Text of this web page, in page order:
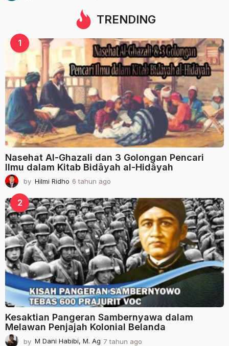
b
u
a
n
g
TRENDING
1
Nasehat Al-Ghazali dan 3 Golongan Pencari
Ilmu dalam Kitab Bidâyah al-Hidâyah
by Hilmi Ridho 6 tahun ago
a
h
u
n
a
g
o
2
Kesaktian Pangeran Sambernyawa dalam
Melawan Penjajah Kolonial Belanda
by M Dani Habibi, M. Ag 7 tahun ago